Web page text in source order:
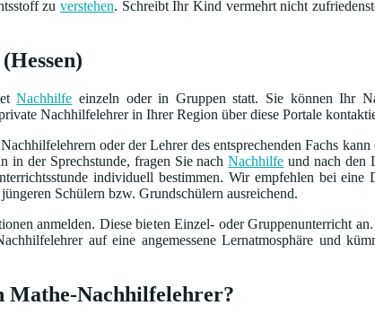
zu verstehen. Schreibt Ihr Kind vermehrt nicht
Nachhilfe einzeln oder in Gruppen statt. Sie können Ihr
Nachhilfelehrer in Ihrer Region über diese Portale
oder der Lehrer des entsprechenden Fachs kann
in der Sprechstunde, fragen Sie nachNachhilfe und nach den
individuell bestimmen. Wir empfehlen bei
Schülern bzw. Grundschülern ausreichend.
anmelden. Diese bieten Einzel- oder Gruppenunterricht
auf eine angemessene Lernatmosphäre und
Mathe-Nachhilfelehrer?